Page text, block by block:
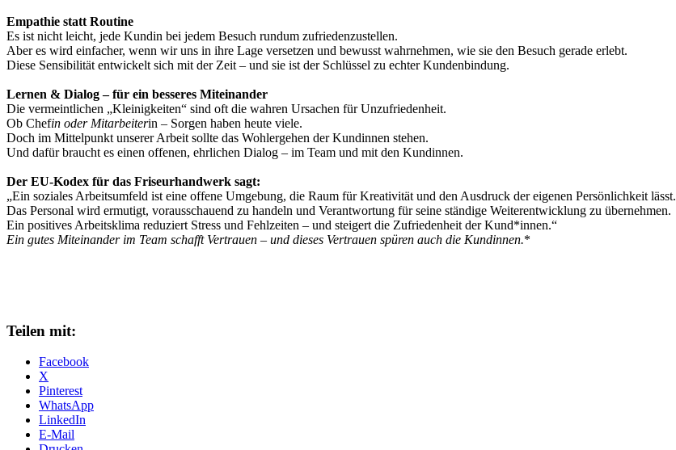
Empathie statt Routine
Es ist nicht leicht, jede Kundin bei jedem Besuch rundum zufriedenzustellen.
Aber es wird einfacher, wenn wir uns in ihre Lage versetzen und bewusst wahrnehmen, wie sie den Besuch gerade erlebt.
Diese Sensibilität entwickelt sich mit der Zeit – und sie ist der Schlüssel zu echter Kundenbindung.
Lernen & Dialog – für ein besseres Miteinander
Die vermeintlichen „Kleinigkeiten“ sind oft die wahren Ursachen für Unzufriedenheit.
Ob Chefin oder Mitarbeiterin – Sorgen haben heute viele.
Doch im Mittelpunkt unserer Arbeit sollte das Wohlergehen der Kundinnen stehen.
Und dafür braucht es einen offenen, ehrlichen Dialog – im Team und mit den Kundinnen.
Der EU-Kodex für das Friseurhandwerk sagt:
„Ein soziales Arbeitsumfeld ist eine offene Umgebung, die Raum für Kreativität und den Ausdruck der eigenen Persönlichkeit lässt.
Das Personal wird ermutigt, vorausschauend zu handeln und Verantwortung für seine ständige Weiterentwicklung zu übernehmen.
Ein positives Arbeitsklima reduziert Stress und Fehlzeiten – und steigert die Zufriedenheit der Kund*innen.“
Ein gutes Miteinander im Team schafft Vertrauen – und dieses Vertrauen spüren auch die Kundinnen.*
Teilen mit:
Facebook
X
Pinterest
WhatsApp
LinkedIn
E-Mail